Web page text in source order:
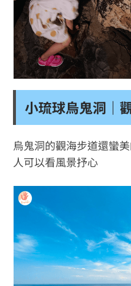
小琉球烏鬼洞｜
烏鬼洞的觀海步道還蠻
人可以看風景抒心